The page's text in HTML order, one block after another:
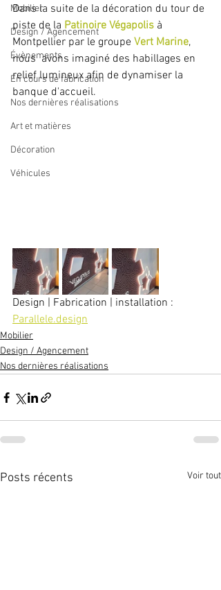
Mobilier
Design / Agencement
Évènements
En cours de fabrication
Nos dernières réalisations
Art et matières
Décoration
Véhicules
Dans la suite de la décoration du tour de
piste de la Patinoire Végapolis à
Montpellier par le groupe Vert Marine,
nous  avons imaginé des habillages en
relief lumineux afin de dynamiser la
banque d'accueil.
Design | Fabrication | installation :
Parallele.design
Mobilier
Design / Agencement
Nos dernières réalisations
Posts récents Voir tout